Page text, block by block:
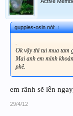
guppies-osin nói:↑
.
Ok vậy thì tui mua tam
Mai anh em mình
phê.
em rãnh sẽ lên
29/4/12